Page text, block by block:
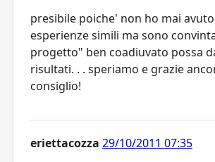
presibile poiche' non ho mai
esperienze simili ma sono
progetto" ben coadiuvato possa
risultati. . . speriamo e grazie
consiglio!
eriettacozza 29/10/2011 07:35